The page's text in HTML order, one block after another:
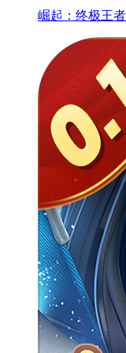
崛起：终极王